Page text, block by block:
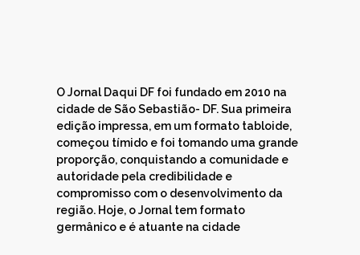
O Jornal Daqui DF foi fundado em 2010 na
cidade de São Sebastião- DF. Sua primeira
edição impressa, em um formato tabloide,
começou tímido e foi tomando uma grande
proporção, conquistando a comunidade e
autoridade pela credibilidade e
compromisso com o desenvolvimento da
região. Hoje, o Jornal tem formato
germânico e é atuante na cidade